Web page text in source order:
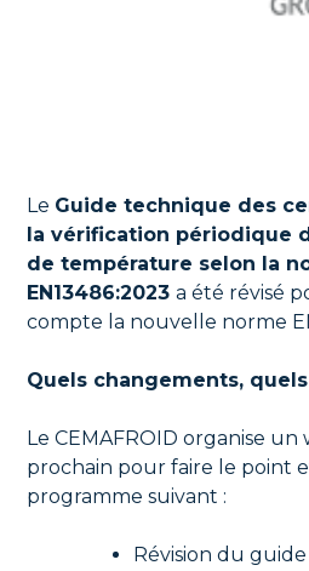
Le Guide technique des
la vérification périodique
de température selon la
EN13486:2023a été révisé
compte la nouvelle norme
Quels changements,
Le CEMAFROID organise
prochain pour faire le point
programme suivant :
Révision du